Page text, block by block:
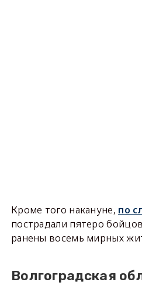
Кроме того накануне, по
пострадали пятеро
ранены восемь мирных
Волгоградская